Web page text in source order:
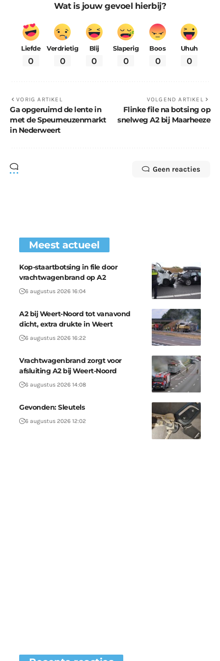
Wat is jouw gevoel hierbij?
Liefde
0
Verdrietig
0
Blij
0
Slaperig
0
Boos
0
Uhuh
0
VORIG ARTIKEL
Ga opgeruimd de lente in
met de Speurneuzenmarkt
in Nederweert
VOLGEND ARTIKEL
Flinke file na botsing op
snelweg A2 bij Maarheeze
Geen reacties
Meest actueel
Kop-staartbotsing in file door
vrachtwagenbrand op A2
6 augustus 2026 16:04
A2 bij Weert-Noord tot vanavond
dicht, extra drukte in Weert
6 augustus 2026 16:22
Vrachtwagenbrand zorgt voor
afsluiting A2 bij Weert-Noord
6 augustus 2026 14:08
Gevonden: Sleutels
6 augustus 2026 12:02